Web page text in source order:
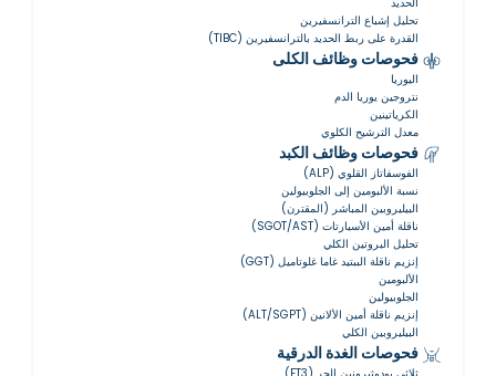
تحليل إشباع الترانسفيرين
القدرة على ربط الحديد بالترانسفيرين (TIBC)
فحوصات وظائف الكلى
اليوريا
نتروجين يوريا الدم
الكرياتينين
معدل الترشيح الكلوي
فحوصات وظائف الكبد
الفوسفاتاز القلوي (ALP)
نسبة الألبومين إلى الجلوبيولين
البيليروبين المباشر (المقترن)
ناقلة أمين الأسبارتات (SGOT/AST)
تحليل البروتين الكلي
إنزيم ناقلة الببتيد غاما غلوتاميل (GGT)
الألبومين
الجلوبيولين
إنزيم ناقلة أمين الألانين (ALT/SGPT)
البيليروبين الكلي
فحوصات الغدة الدرقية